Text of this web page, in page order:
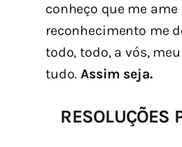
conheço que me
reconhecimento me
todo, todo, a vós,
tudo.Assim seja.
RESOLUÇÕES